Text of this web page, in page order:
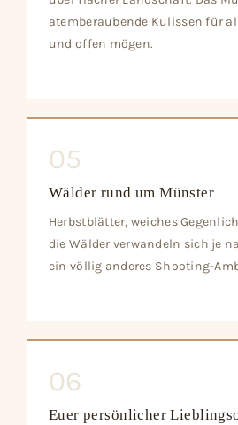
atemberaubende Kulissen für
und offen mögen.
05
Wälder rund um Münster
Herbstblätter, weiches
die Wälder verwandeln sich je
ein völlig anderes Shooting-
06
Euer persönlicher